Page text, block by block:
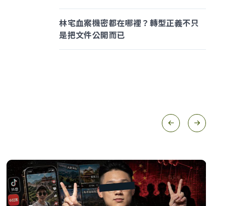
林宅血案機密都在哪裡？轉型正義不只
是把文件公開而已